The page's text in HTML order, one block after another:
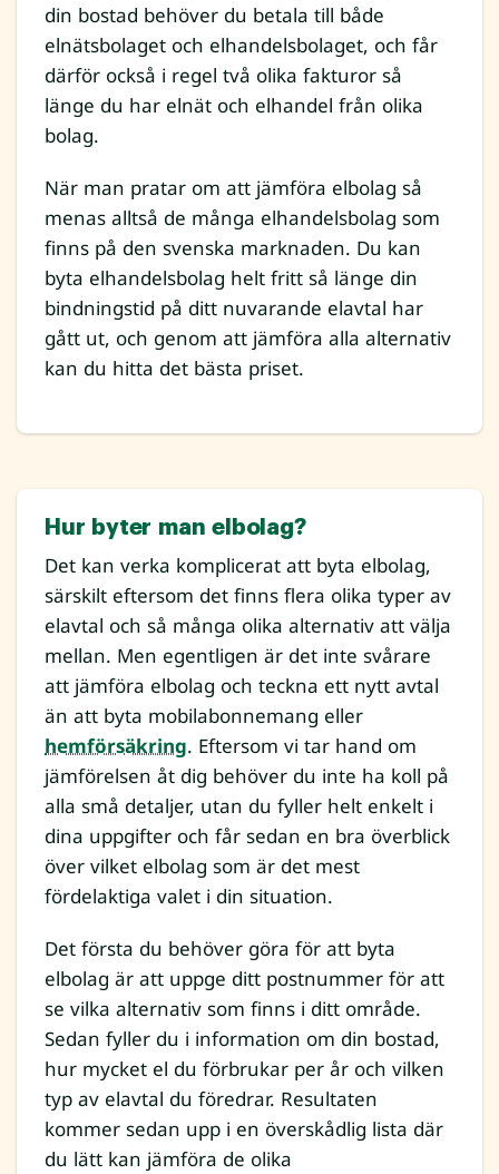
din bostad behöver du betala till både
elnätsbolaget och elhandelsbolaget, och får
därför också i regel två olika fakturor så
länge du har elnät och elhandel från olika
bolag.
När man pratar om att jämföra elbolag så
menas alltså de många elhandelsbolag som
finns på den svenska marknaden. Du kan
byta elhandelsbolag helt fritt så länge din
bindningstid på ditt nuvarande elavtal har
gått ut, och genom att jämföra alla alternativ
kan du hitta det bästa priset.
Hur byter man elbolag?
Det kan verka komplicerat att byta elbolag,
särskilt eftersom det finns flera olika typer av
elavtal och så många olika alternativ att välja
mellan. Men egentligen är det inte svårare
att jämföra elbolag och teckna ett nytt avtal
än att byta mobilabonnemang eller
hemförsäkring. Eftersom vi tar hand om
jämförelsen åt dig behöver du inte ha koll på
alla små detaljer, utan du fyller helt enkelt i
dina uppgifter och får sedan en bra överblick
över vilket elbolag som är det mest
fördelaktiga valet i din situation.
Det första du behöver göra för att byta
elbolag är att uppge ditt postnummer för att
se vilka alternativ som finns i ditt område.
Sedan fyller du i information om din bostad,
hur mycket el du förbrukar per år och vilken
typ av elavtal du föredrar. Resultaten
kommer sedan upp i en överskådlig lista där
du lätt kan jämföra de olika